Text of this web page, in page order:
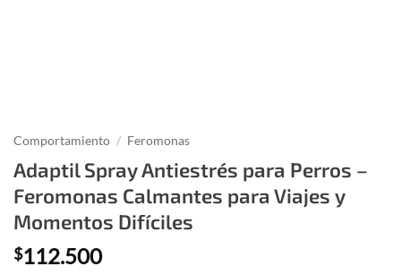
Comportamiento / Feromonas
Adaptil Spray Antiestrés para Perros –
Feromonas Calmantes para Viajes y
Momentos Difíciles
$112.500